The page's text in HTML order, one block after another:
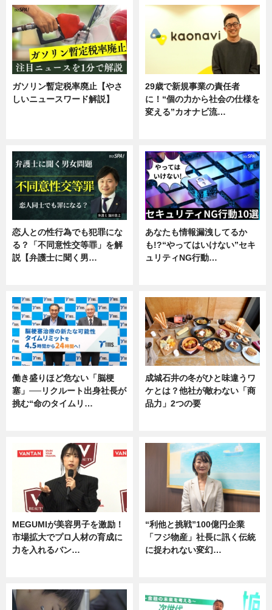
ガソリン暫定税率廃止【やさ
しいニュースワード解説】
29歳で新規事業の責任者
に！“個の力から社会の仕様を
変える”カオナビ流…
恋人との性行為でも犯罪にな
る？「不同意性交等罪」を解
説【弁護士に聞く男…
あなたも情報漏洩してるか
も!?“やってはいけない”セキ
ュリティNG行動…
働き盛りほど危ない「脳梗
塞」──リクルート出身社長が
挑む“命のタイムリ…
成城石井の冬がひと味違うワ
ケとは？他社が敵わない「商
品力」2つの要
MEGUMIが美容男子を激励！
市場拡大でプロ人材の育成に
力を入れるバン…
“利他と挑戦”100億円企業
「フジ物産」社長に訊く伝統
に捉われない変幻…